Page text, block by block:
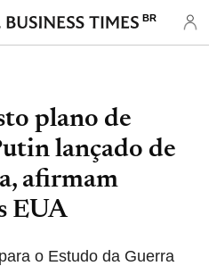
BR
plano de
lançado de
afirmam
EUA
o Estudo da Guerra